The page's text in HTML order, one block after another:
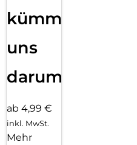
kümmern
uns
darum!
ab 4,99 €
inkl. MwSt.
Mehr